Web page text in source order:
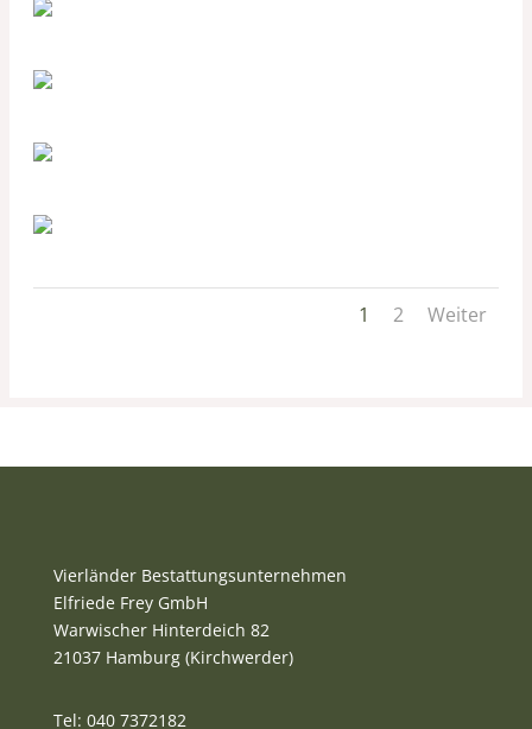
1 2 Weiter
Vierländer Bestattungsunternehmen
Elfriede Frey GmbH
Warwischer Hinterdeich 82
21037 Hamburg (Kirchwerder)
Tel: 040 7372182